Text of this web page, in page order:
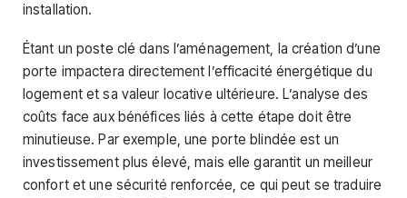
installation.
Étant un poste clé dans l’aménagement, la création d’une
porte impactera directement l’efficacité énergétique du
logement et sa valeur locative ultérieure. L’analyse des
coûts face aux bénéfices liés à cette étape doit être
minutieuse. Par exemple, une porte blindée est un
investissement plus élevé, mais elle garantit un meilleur
confort et une sécurité renforcée, ce qui peut se traduire